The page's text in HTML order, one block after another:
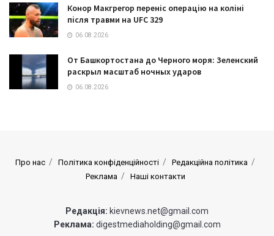
Конор Макгрегор переніс операцію на коліні
після травми на UFC 329
06.08.2026
От Башкортостана до Черного моря: Зеленский
раскрыл масштаб ночных ударов
06.08.2026
Про нас Політика конфіденційності
Редакційна політика
Реклама
Наші контакти
Редакція: kievnews.net@gmail.com
Реклама: digestmediaholding@gmail.com